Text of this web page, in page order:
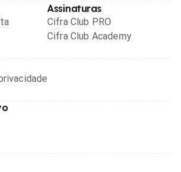
Assinaturas
Cifra Club PRO
Cifra Club Academy